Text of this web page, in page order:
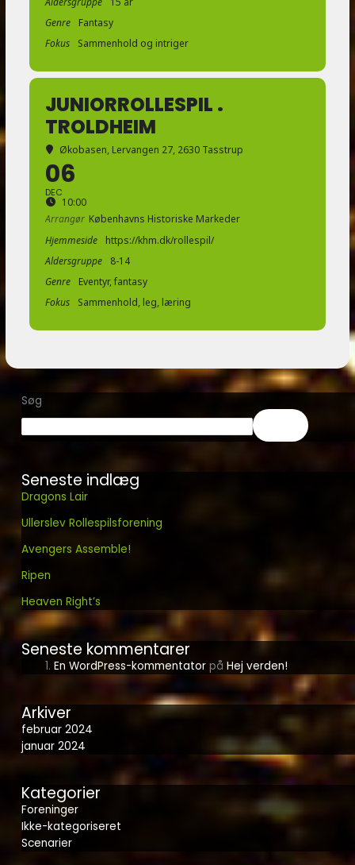
Genre
Fantasy
Fokus
Sammenhold og intriger
JUNIORROLLESPIL .
TROLDHEIM
Økobasen, Lervangen 27, 2630 Tasstrup
06
DEC
10:00
Arrangør Københavns Historiske Markeder
Hjemmeside
https://khm.dk/rollespil/
Aldersgruppe
8-14
Genre
Eventyr, fantasy
Fokus
Sammenhold, leg, læring
Søg
Seneste indlæg
Dragons Lair
Ullerslev Rollespilsforening
Avengers Assemble!
Ripen
Heaven Right’s
Seneste kommentarer
En WordPress-kommentator påHej verden!
Arkiver
februar 2024
januar 2024
Kategorier
Foreninger
Ikke-kategoriseret
Scenarier